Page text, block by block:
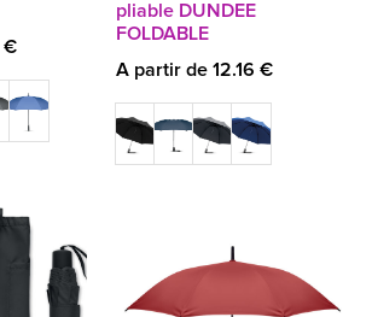
€
pliable DUNDEE
FOLDABLE
A partir de 12.16 €